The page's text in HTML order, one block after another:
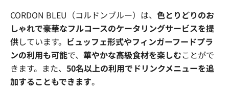
CORDON BLEU （コルドンブルー）は、 色とりどりのお
しゃれで豪華なフルコースのケータリングサービスを提
供しています。 ビュッフェ形式やフィンガーフードプラ
ンの利用も可能で、 華やかな高級食材を楽しむことがで
きます。また、 50名以上の利用でドリンクメニューを追
加することもできます。